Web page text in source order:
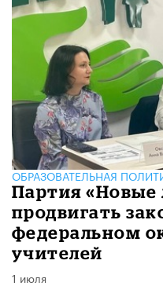
ОБРАЗОВАТЕЛЬНАЯ
Партия «Новые
продвигать
федеральном
учителей
1 июля